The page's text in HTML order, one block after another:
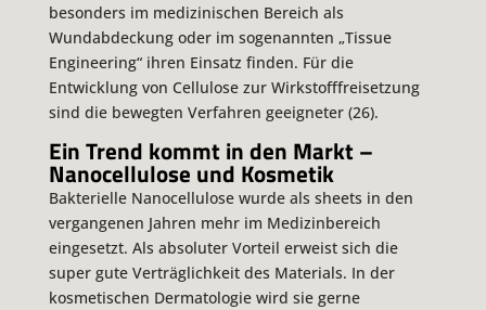
besonders im medizinischen Bereich als
Wundabdeckung oder im sogenannten „Tissue
Engineering“ ihren Einsatz finden. Für die
Entwicklung von Cellulose zur Wirkstofffreisetzung
sind die bewegten Verfahren geeigneter (26).
Ein Trend kommt in den Markt –
Nanocellulose und Kosmetik
Bakterielle Nanocellulose wurde als sheets in den
vergangenen Jahren mehr im Medizinbereich
eingesetzt. Als absoluter Vorteil erweist sich die
super gute Verträglichkeit des Materials. In der
kosmetischen Dermatologie wird sie gerne